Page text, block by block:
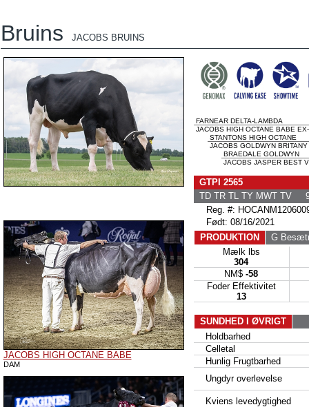
Bruins JACOBS BRUINS
JACOBS HIGH OCTANE BABE
DAM
FARNEAR DELTA-LAMBDA
JACOBS HIGH OCTANE BABE
STANTONS HIGH OCTANE
JACOBS GOLDWYN
BRAEDALE GOLDWYN
JACOBS JASPER BEST
GTPI 2565
TD TR TL TY MWT TV
Reg. #:
Født: 08/16/2021
PRODUKTION
G
Mælk lbs
304
NM$ -58
Foder Effektivitet
13
SUNDHED I ØVRIGT
Holdbarhed
Celletal
Hunlig Frugtbarhed
Ungdyr overlevelse
Kviens levedygtighed